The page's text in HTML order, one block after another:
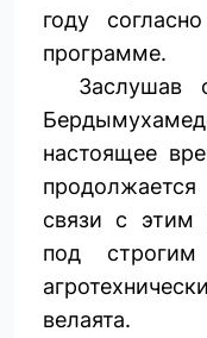
году
программе.
Заслушав
настоящее
связи с этим
под строгим
велаята.